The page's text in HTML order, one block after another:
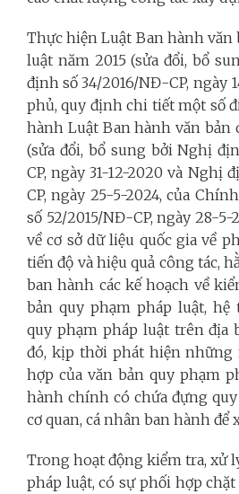
Thực hiện Luật Ban hành văn
luật năm 2015 (sửa đổi, bổ
định số 34/2016/NĐ-CP, ngày
phủ, quy định chi tiết một số
hành Luật Ban hành văn bản
(sửa đổi, bổ sung bởi Nghị
CP, ngày 31-12-2020 và Nghị
CP, ngày 25-5-2024, của
số 52/2015/NĐ-CP, ngày 28-5-
về cơ sở dữ liệu quốc gia về
tiến độ và hiệu quả công tác,
ban hành các kế hoạch về
bản quy phạm pháp luật, hệ
quy phạm pháp luật trên địa
đó, kịp thời phát hiện những
hợp của văn bản quy phạm
hành chính có chứa đựng
cơ quan, cá nhân ban hành để
Trong hoạt động kiểm tra, xử
pháp luật, có sự phối hợp